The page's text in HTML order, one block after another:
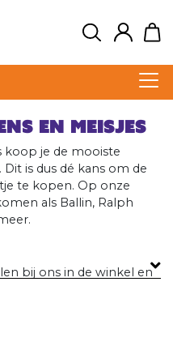
en meisjes
koop je de mooiste
is dus dé kans om de
te kopen. Op onze
als Ballin, Ralph
bij ons in de winkel en
prijs. De kwaliteit is
ons opnemen via onze
in onze winkel!